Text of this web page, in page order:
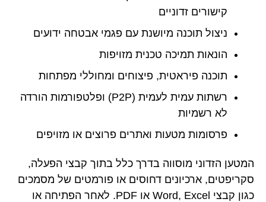
קישורים זדוניים
ניצול תוכנה מיושנת עם פגמי אבטחה ידועים
הונאות תמיכה טכנית מזויפות
תוכנה פיראטית, פיצוחים ומחוללי מפתחות
רשתות עמית לעמית (P2P) ופלטפורמות הורדה
לא רשמיות
פרסומות מטעות ואתרים פרוצים או מזויפים
המטען הזדוני מוסווה בדרך כלל בתוך קבצי הפעלה,
סקריפטים, ארכיונים דחוסים או פורמטים של מסמכים
כגון קבצי Word, Excel או PDF. לאחר הפתיחה או